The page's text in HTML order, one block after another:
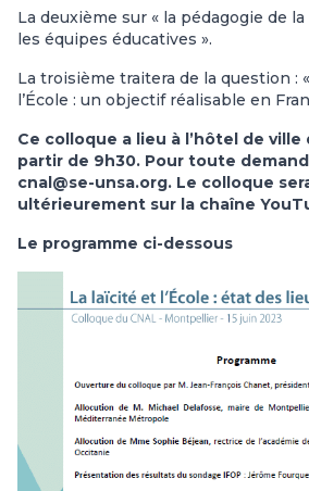
La deuxième sur « la pédagogie de
les équipes éducatives ».
La troisième traitera de la question :
l’École : un objectif réalisable en
Ce colloque a lieu à l’hôtel de
partir de 9h30. Pour toute
cnal@se-unsa.org. Le colloque
ultérieurement sur la chaîne
Le programme ci-dessous